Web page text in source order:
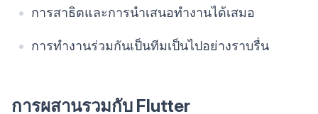
การสาธิตและการนำเสนอทำงานได้เสมอ
การทำงานร่วมกันเป็นทีมเป็นไปอย่างราบรื่น
การผสานรวมกับ Flutter